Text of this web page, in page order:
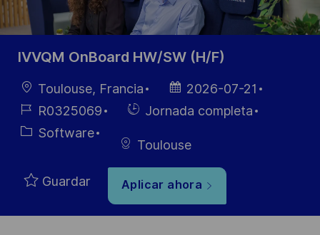
IVVQM OnBoard HW/SW (H/F)
Ubicación
Toulouse, Francia
Fecha de
publicación
2026-07-21
ID de
empleo
R0325069
HiringJornada completa
Categoría
Software
Toulouse
Guardar Aplicar ahora